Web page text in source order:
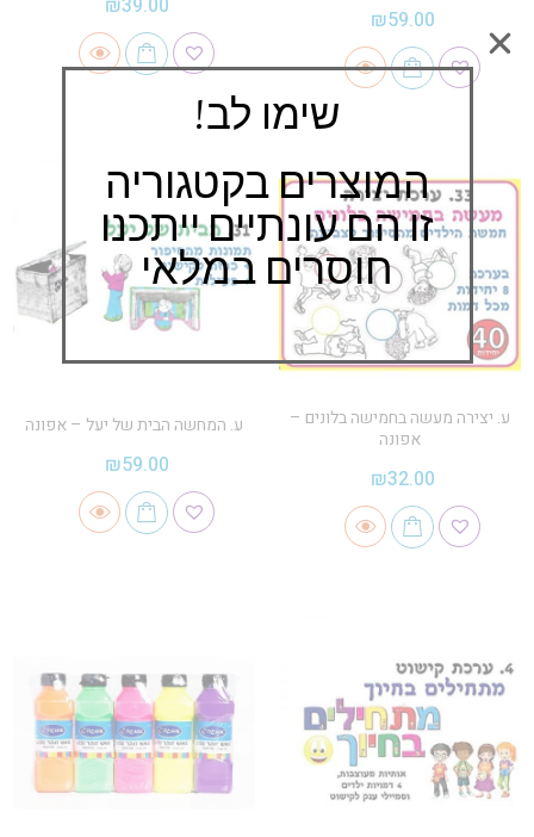
₪59.00
₪39.00
ע. יצירה מעשה בחמישה בלונים –
אפונה
₪32.00
ע. המחשה הבית של יעל – אפונה
₪59.00
שימו לב!
המוצרים בקטגוריה
זו הם עונתיים ייתכנו
חוסרים במלאי